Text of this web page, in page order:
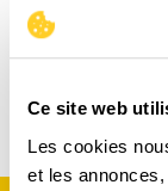
Ce site web
Les cookies
et les
Nos
Il n'y a pas de